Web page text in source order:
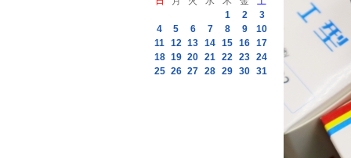
1
2
3
4
5 6 7 8 9
10
11 12 13 14 15 16 17
18 19 20 21 22 23 24
25 26 27 28 29 30 31